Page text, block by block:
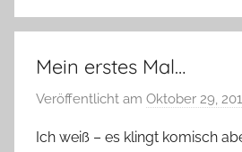
Produkttests
vielesMein erstes Mal…
Veröffentlicht am Oktober 29,
Ich weiß – es klingt komisch